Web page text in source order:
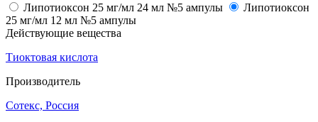
Липотиоксон 25 мг/мл 24 мл №5 ампулы
Липотиоксон
25 мг/мл 12 мл №5 ампулы
Действующие вещества
Тиоктовая кислота
Производитель
Сотекс, Россия